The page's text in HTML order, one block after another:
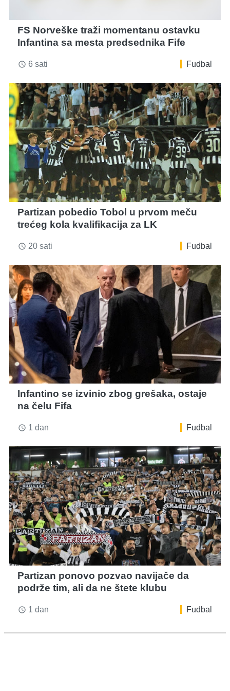
FS Norveške traži momentanu ostavku
Infantina sa mesta predsednika Fife
access_time 6 sati Fudbal
Partizan pobedio Tobol u prvom meču
trećeg kola kvalifikacija za LK
access_time 20 sati Fudbal
Infantino se izvinio zbog grešaka, ostaje
na čelu Fifa
access_time 1 dan Fudbal
Partizan ponovo pozvao navijače da
podrže tim, ali da ne štete klubu
access_time 1 dan Fudbal